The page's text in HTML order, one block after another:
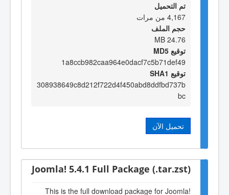
تم التحميل
4,167 من مرات
حجم الملف
24.76 MB
توقيع MD5
1a8ccb982caa964e0dacf7c5b71def49
توقيع SHA1
308938649c8d212f722d4f450abd8ddfbd737b
bc
تحميل الآن
Joomla! 5.4.1 Full Package (.tar.zst)
This is the full download package for Joomla!